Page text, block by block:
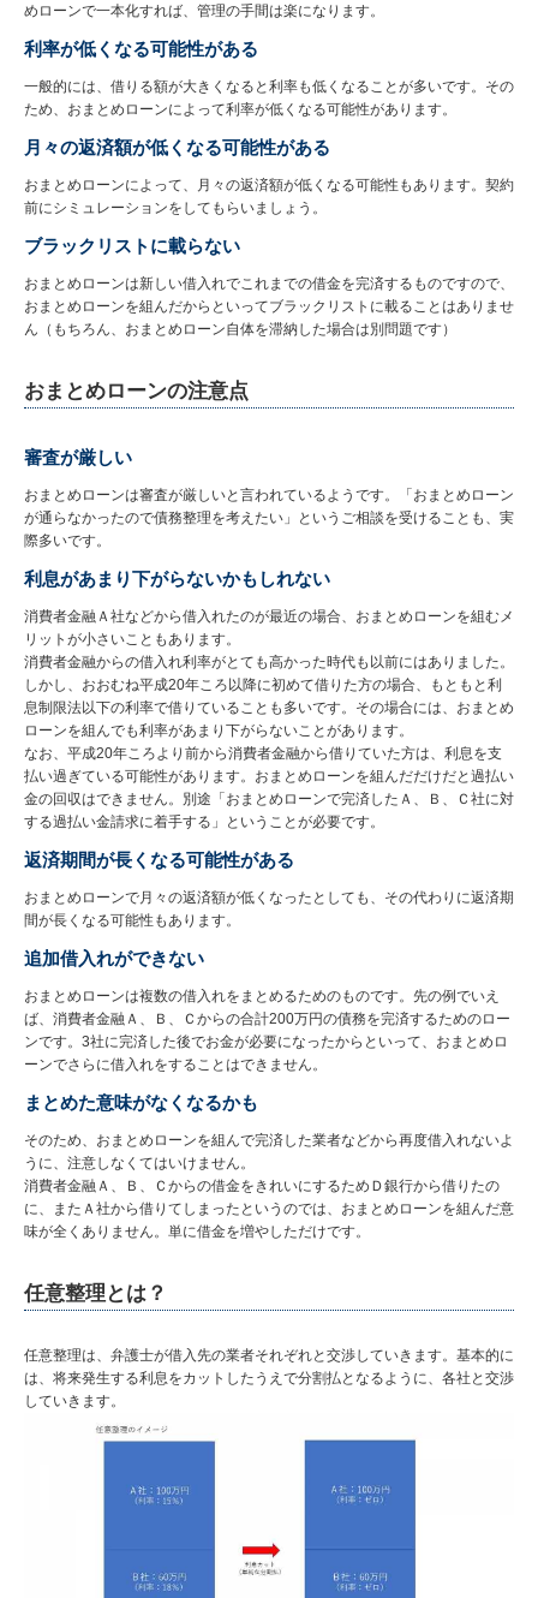
めローンで一本化すれば、管理の手間は楽になります。
利率が低くなる可能性がある
一般的には、借りる額が大きくなると利率も低くなることが多いです。その
ため、おまとめローンによって利率が低くなる可能性があります。
月々の返済額が低くなる可能性がある
おまとめローンによって、月々の返済額が低くなる可能性もあります。契約
前にシミュレーションをしてもらいましょう。
ブラックリストに載らない
おまとめローンは新しい借入れでこれまでの借金を完済するものですので、
おまとめローンを組んだからといってブラックリストに載ることはありませ
ん（もちろん、おまとめローン自体を滞納した場合は別問題です）
おまとめローンの注意点
審査が厳しい
おまとめローンは審査が厳しいと言われているようです。「おまとめローン
が通らなかったので債務整理を考えたい」というご相談を受けることも、実
際多いです。
利息があまり下がらないかもしれない
消費者金融Ａ社などから借入れたのが最近の場合、おまとめローンを組むメ
リットが小さいこともあります。
消費者金融からの借入れ利率がとても高かった時代も以前にはありました。
しかし、おおむね平成20年ころ以降に初めて借りた方の場合、もともと利
息制限法以下の利率で借りていることも多いです。その場合には、おまとめ
ローンを組んでも利率があまり下がらないことがあります。
なお、平成20年ころより前から消費者金融から借りていた方は、利息を支
払い過ぎている可能性があります。おまとめローンを組んだだけだと過払い
金の回収はできません。別途「おまとめローンで完済したＡ、Ｂ、Ｃ社に対
する過払い金請求に着手する」ということが必要です。
返済期間が長くなる可能性がある
おまとめローンで月々の返済額が低くなったとしても、その代わりに返済期
間が長くなる可能性もあります。
追加借入れができない
おまとめローンは複数の借入れをまとめるためのものです。先の例でいえ
ば、消費者金融Ａ、Ｂ、Ｃからの合計200万円の債務を完済するためのロー
ンです。3社に完済した後でお金が必要になったからといって、おまとめロ
ーンでさらに借入れをすることはできません。
まとめた意味がなくなるかも
そのため、おまとめローンを組んで完済した業者などから再度借入れないよ
うに、注意しなくてはいけません。
消費者金融Ａ、Ｂ、Ｃからの借金をきれいにするためＤ銀行から借りたの
に、またＡ社から借りてしまったというのでは、おまとめローンを組んだ意
味が全くありません。単に借金を増やしただけです。
任意整理とは？
任意整理は、弁護士が借入先の業者それぞれと交渉していきます。基本的に
は、将来発生する利息をカットしたうえで分割払となるように、各社と交渉
していきます。